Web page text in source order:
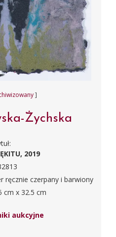
]
Żychska
2019
ręcznie czerpany i barwiony
cm x 32.5 cm
aukcyjne